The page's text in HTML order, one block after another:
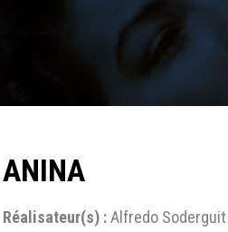
ANINA
Réalisateur(s) :Alfredo Soderguit